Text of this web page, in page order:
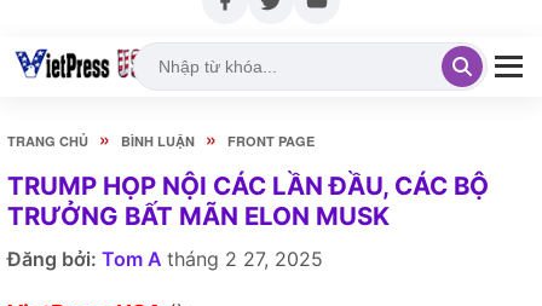
TRANG CHỦ » BÌNH LUẬN » FRONT PAGE
TRUMP HỌP NỘI CÁC LẦN ĐẦU, CÁC BỘ
TRƯỞNG BẤT MÃN ELON MUSK
Đăng bởi: Tom A tháng 2 27, 2025